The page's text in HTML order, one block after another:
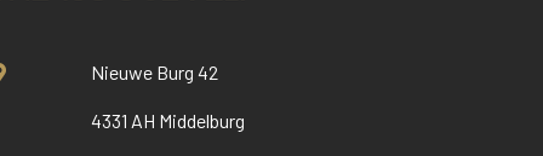
Nieuwe Burg 42
4331 AH Middelburg